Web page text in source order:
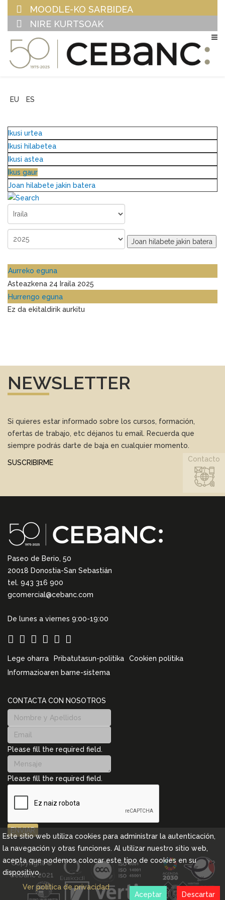
MOODLE-KO SARBIDEA
NIRE KURTSOAK
EU ES
Ikusi urtea
Ikusi hilabetea
Ikusi astea
Ikus gaur
Joan hilabete jakin batera
Joan hilabete jakin batera
Aurreko eguna
Asteazkena 24 Iraila 2025
Hurrengo eguna
Ez da ekitaldirik aurkitu
NEWSLETTER
Si quieres estar informado sobre los cursos, formación,
ofertas de trabajo, etc déjanos tu email. Recuerda que
siempre podrás darte de baja en cualquier momento.
SUSCRIBIRME
Paseo de Berio, 50
20018 Donostia-San Sebastián
tel. 943 316 900
gcomercial@cebanc.com
De lunes a viernes 9:00-19:00
Lege oharra Pribatutasun-politika
Cookien politika
Informazioaren barne-sistema
CONTACTA CON NOSOTROS
Please fill the required field.
Please fill the required field.
ENVIAR
Contacto
Copyright ©
Cebanc 2021
Este sitio web utiliza cookies para administrar la autenticación,
la navegación y otras funciones. Al utilizar nuestro sitio web,
acepta que podemos colocar este tipo de cookies en su
dispositivo.
Ver política de privacidad
Descartar
Aceptar